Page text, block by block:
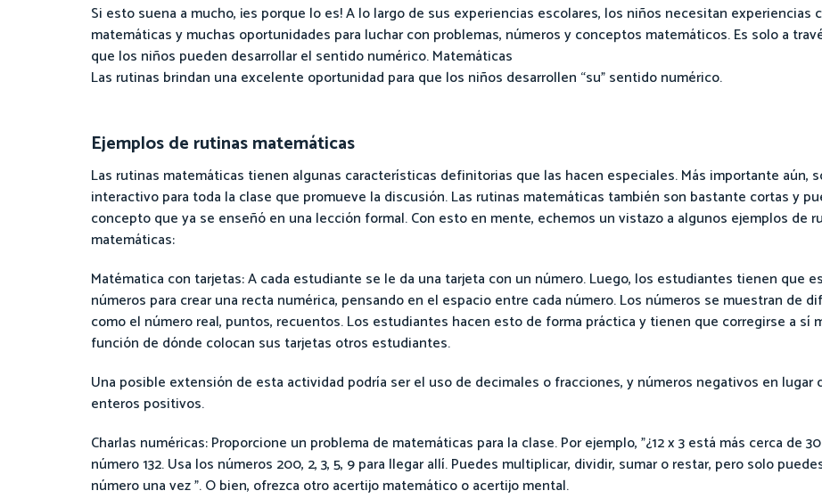
Si esto suena a mucho, ¡es porque lo es! A lo largo de sus experiencias escolares, los niños necesitan experiencias
matemáticas y muchas oportunidades para luchar con problemas, números y conceptos matemáticos. Es solo a
que los niños pueden desarrollar el sentido numérico. Matemáticas
Las rutinas brindan una excelente oportunidad para que los niños desarrollen “su” sentido numérico.
Ejemplos de rutinas matemáticas
Las rutinas matemáticas tienen algunas características definitorias que las hacen especiales. Más importante aún,
interactivo para toda la clase que promueve la discusión. Las rutinas matemáticas también son bastante cortas y
concepto que ya se enseñó en una lección formal. Con esto en mente, echemos un vistazo a algunos ejemplos de
matemáticas:
Matématica con tarjetas: A cada estudiante se le da una tarjeta con un número. Luego, los estudiantes tienen que
números para crear una recta numérica, pensando en el espacio entre cada número. Los números se muestran de
como el número real, puntos, recuentos. Los estudiantes hacen esto de forma práctica y tienen que corregirse a sí
función de dónde colocan sus tarjetas otros estudiantes.
Una posible extensión de esta actividad podría ser el uso de decimales o fracciones, y números negativos en lugar
enteros positivos.
Charlas numéricas: Proporcione un problema de matemáticas para la clase. Por ejemplo, "¿12 x 3 está más cerca de
número 132. Usa los números 200, 2, 3, 5, 9 para llegar allí. Puedes multiplicar, dividir, sumar o restar, pero solo
número una vez ". O bien, ofrezca otro acertijo matemático o acertijo mental.